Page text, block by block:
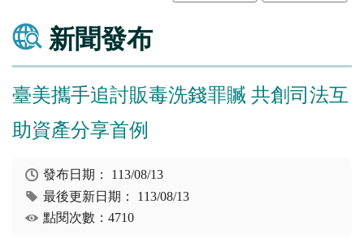
新聞發布
臺美攜手追討販毒洗錢罪贓 共創司法互
助資產分享首例
發布日期： 113/08/13
最後更新日期： 113/08/13
點閱次數：4710